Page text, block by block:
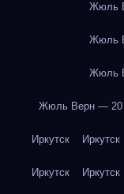
Жюль
Жюль
Жюль
Жюль Верн — 20
Иркутск Иркутск
Иркутск Иркутск